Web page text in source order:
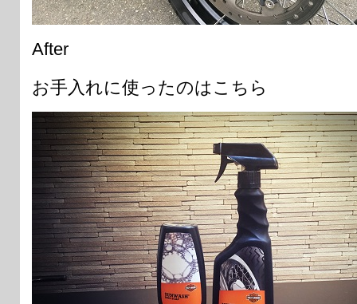
After
お手入れに使ったのはこちら